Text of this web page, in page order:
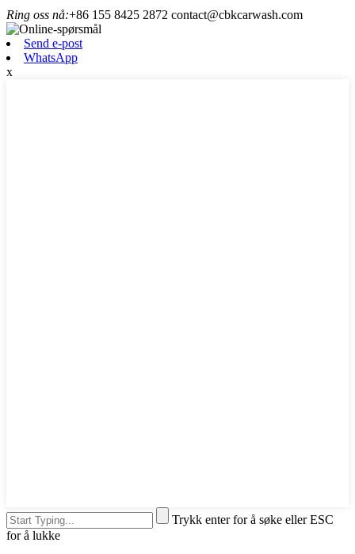
Ring oss nå:+86 155 8425 2872 contact@cbkcarwash.com
Send e-post
WhatsApp
x
Trykk enter for å søke eller ESC
for å lukke